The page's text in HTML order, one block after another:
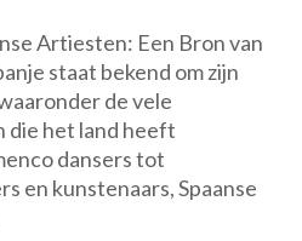
Artiesten: Een Bron van
staat bekend om zijn
de vele
het land heeft
dansers tot
en kunstenaars, Spaanse